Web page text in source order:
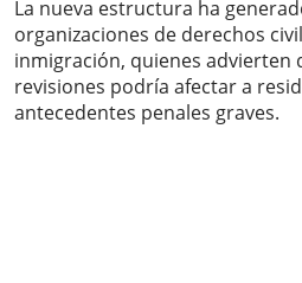
La nueva estructura ha
organizaciones de derechos
inmigración, quienes advierten
revisiones podría afectar a
antecedentes penales graves.